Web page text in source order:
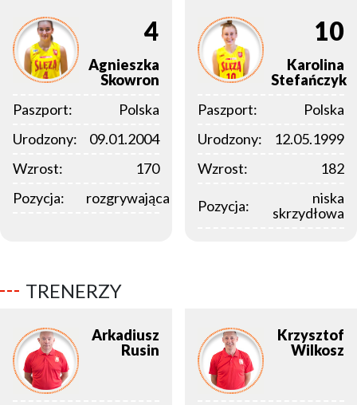
4
Agnieszka
Skowron
Paszport:
Polska
Urodzony:
09.01.2004
Wzrost:
170
Pozycja:
rozgrywająca
10
Karolina
Stefańczyk
Paszport:
Polska
Urodzony:
12.05.1999
Wzrost:
182
Pozycja:
niska
skrzydłowa
TRENERZY
Arkadiusz
Rusin
Krzysztof
Wilkosz